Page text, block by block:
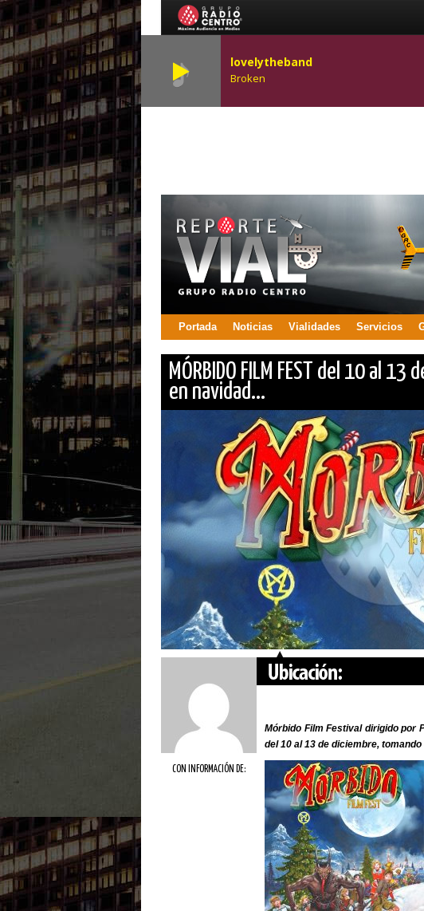
lovelytheband
Broken
Portada Noticias Vialidades Servicios
MÓRBIDO FILM FEST del 10 al
en navidad...
CON INFORMACIÓN DE:
Mórbido Film Festival dirigido por
del 10 al 13 de diciembre,